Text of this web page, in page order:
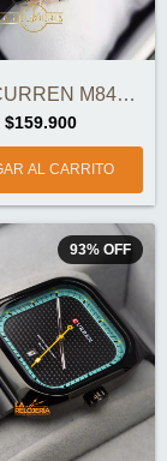
RELOJ CURREN M8442-5 CRONOGRAFOS ORIGINA...
$159.900
93% OFF